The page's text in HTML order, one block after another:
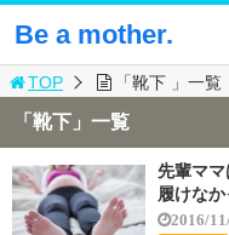
Be a mother.
TOP 「靴下 」一覧
「靴下」一覧
先輩マ
履けな
2016/